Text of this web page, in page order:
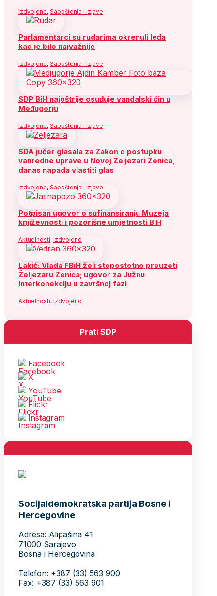
Izdvojeno, Saopštenja i izjave
Parlamentarci su rudarima okrenuli leđa
kad je bilo najvažnije
Izdvojeno, Saopštenja i izjave
SDP BiH najoštrije osuđuje vandalski čin u
Međugorju
Izdvojeno, Saopštenja i izjave
SDA jučer glasala za Zakon o postupku
vanredne uprave u Novoj Željezari Zenica,
danas napada vlastiti glas
Izdvojeno, Saopštenja i izjave
Potpisan ugovor o sufinansiranju Muzeja
književnosti i pozorišne umjetnosti BiH
Aktuelnosti, Izdvojeno
Lakić: Vlada FBiH želi stopostotno preuzeti
Željezaru Zenica; ugovor za Južnu
interkonekciju u završnoj fazi
Aktuelnosti, Izdvojeno
Prati SDP
Facebook
X
YouTube
Flickr
Instagram
Socijaldemokratska partija Bosne i
Hercegovine
Adresa: Alipašina 41
71000 Sarajevo
Bosna i Hercegovina
Telefon: +387 (33) 563 900
Fax: +387 (33) 563 901